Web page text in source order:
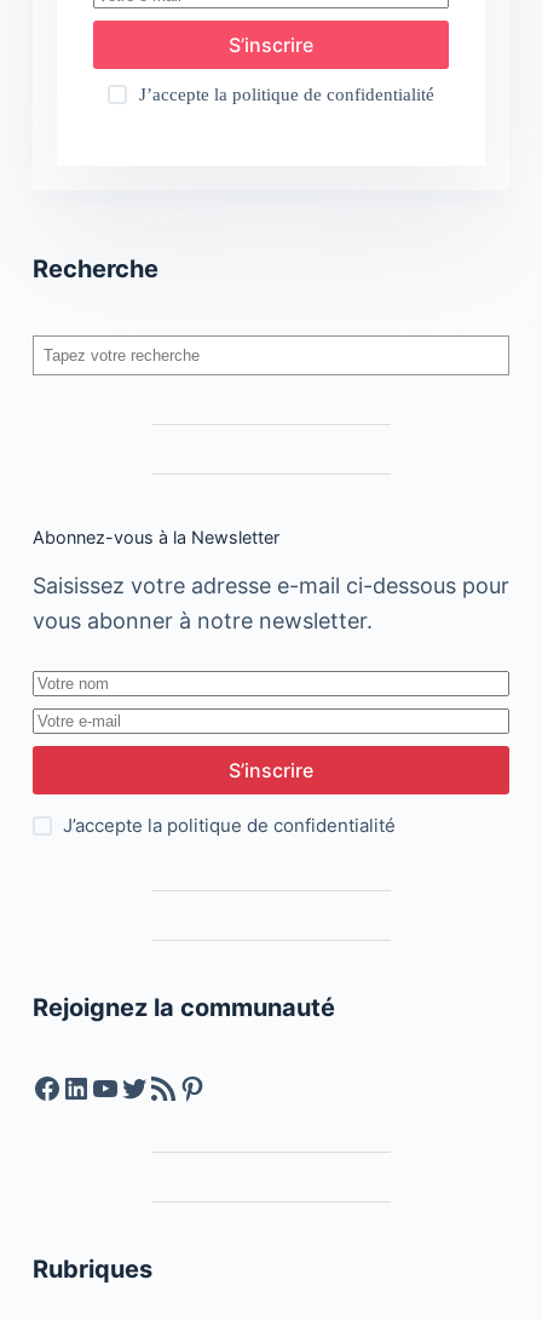
S’inscrire
J’accepte la politique de confidentialité
Recherche
Rechercher
Abonnez-vous à la Newsletter
Saisissez votre adresse e-mail ci-dessous pour
vous abonner à notre newsletter.
S’inscrire
J’accepte la politique de confidentialité
Rejoignez la communauté
Facebook
LinkedIn
YouTube
Twitter
Feed RSSPinterest
Rubriques